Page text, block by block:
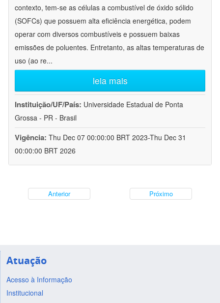
contexto, tem-se as células a combustível de óxido sólido
(SOFCs) que possuem alta eficiência energética, podem
operar com diversos combustíveis e possuem baixas
emissões de poluentes. Entretanto, as altas temperaturas de
uso (ao re...
leia mais
Instituição/UF/País: Universidade Estadual de Ponta
Grossa - PR - Brasil
Vigência: Thu Dec 07 00:00:00 BRT 2023-Thu Dec 31
00:00:00 BRT 2026
Anterior Próximo
Atuação
Acesso à Informação
Institucional